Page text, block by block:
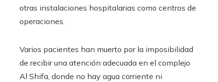
otras instalaciones hospitalarias como centros de
operaciones.
Varios pacientes han muerto por la imposibilidad
de recibir una atención adecuada en el complejo
Al Shifa, donde no hay agua corriente ni